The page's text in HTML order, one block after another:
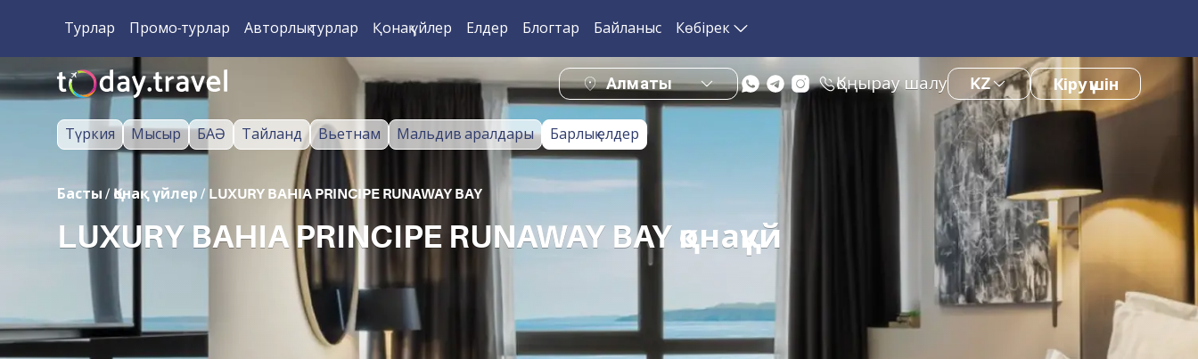
Турлар Промо-турлар Авторлық турлар Қонақ үйлер Елдер Блогтар Байланыс Көбірек
Алматы Қоңырау шалу KZ Кіру үшін
Түркия Мысыр БАӘ Тайланд Вьетнам Мальдив аралдары Барлық елдер
Басты / Қонақ үйлер / LUXURY BAHIA PRINCIPE RUNAWAY BAY
LUXURY BAHIA PRINCIPE RUNAWAY BAY қонақүй